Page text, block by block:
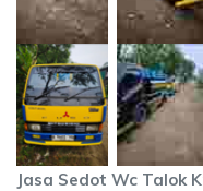
Jasa Sedot Wc Talok